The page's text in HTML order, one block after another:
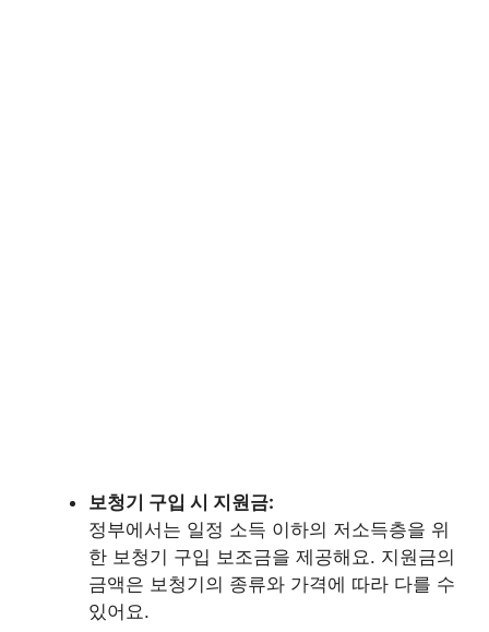
보청기 구입 시 지원금:
정부에서는 일정 소득 이하의 저소득층을 위
한 보청기 구입 보조금을 제공해요. 지원금의
금액은 보청기의 종류와 가격에 따라 다를 수
있어요.